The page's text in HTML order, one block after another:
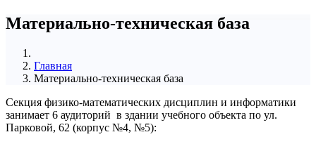
Материально-техническая база
Главная
Материально-техническая база
Секция физико-математических дисциплин и информатики
занимает 6 аудиторий в здании учебного объекта по ул.
Парковой, 62 (корпус №4, №5):